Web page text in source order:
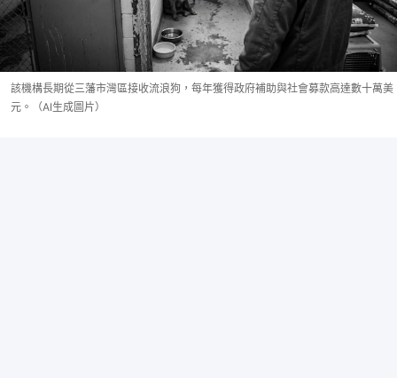
該機構長期從三藩市灣區接收流浪狗，每年獲得政府補助與社會募款高達數十萬美
元。（AI生成圖片）